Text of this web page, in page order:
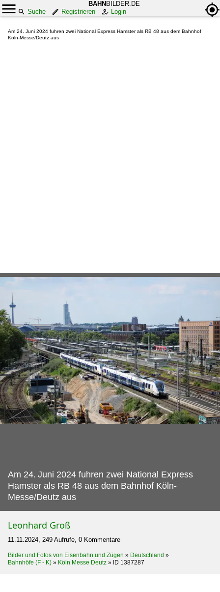
BAHN BILDER.DE
Suche
Registrieren Login
Am 24. Juni 2024 fuhren zwei National Express Hamster als RB 48 aus dem Bahnhof
Köln-Messe/Deutz aus
Am 24. Juni 2024 fuhren zwei National Express
Hamster als RB 48 aus dem Bahnhof Köln-
Messe/Deutz aus
Leonhard Groß
11.11.2024, 249 Aufrufe, 0 Kommentare
Bilder und Fotos von Eisenbahn und Zügen » Deutschland »
Bahnhöfe (F - K) » Köln Messe Deutz » ID 1387287